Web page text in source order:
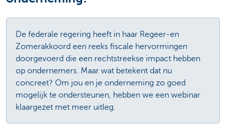
De federale regering heeft in haar Regeer-en
Zomerakkoord een reeks fiscale hervormingen
doorgevoerd die een rechtstreekse impact hebben
op ondernemers. Maar wat betekent dat nu
concreet? Om jou en je onderneming zo goed
mogelijk te ondersteunen, hebben we een webinar
klaargezet met meer uitleg.